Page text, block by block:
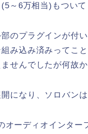
～6万相当)もついて
のプラグインが付
み込み済みってこ
せんでしたが何故
になり、ソロバンは
オーディオインター